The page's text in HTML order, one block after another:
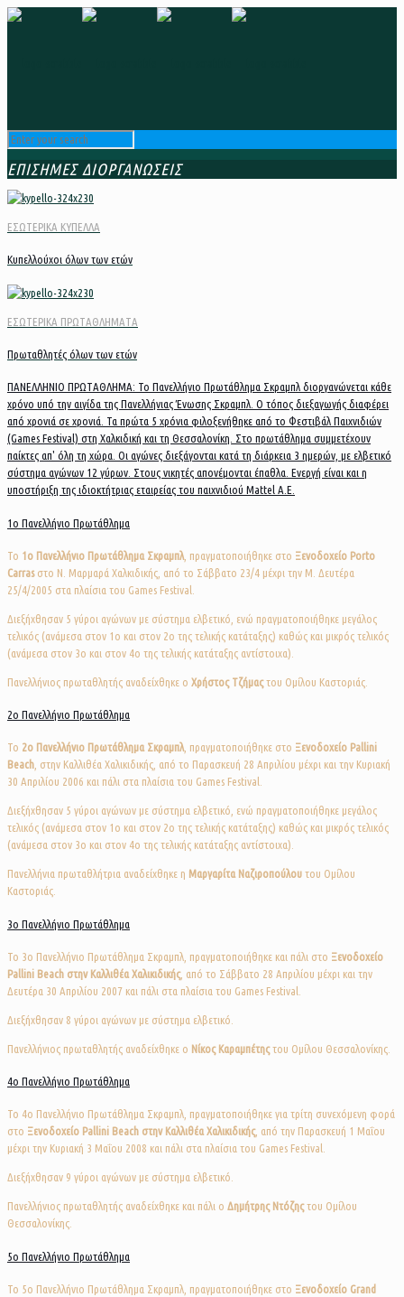
ΕΠΙΣΗΜΕΣ ΔΙΟΡΓΑΝΩΣΕΙΣ
ΕΣΩΤΕΡΙΚΑ ΚΥΠΕΛΛΑ
Κυπελλούχοι όλων των ετών
ΕΣΩΤΕΡΙΚΑ ΠΡΩΤΑΘΛΗΜΑΤΑ
Πρωταθλητές όλων των ετών
ΠΑΝΕΛΛΗΝΙΟ ΠΡΩΤΑΘΛΗΜΑ: Το Πανελλήνιο Πρωτάθλημα Σκραμπλ διοργανώνεται κάθε
χρόνο υπό την αιγίδα της Πανελλήνιας Ένωσης Σκραμπλ. Ο τόπος διεξαγωγής διαφέρει
από χρονιά σε χρονιά. Τα πρώτα 5 χρόνια φιλοξενήθηκε από το Φεστιβάλ Παιχνιδιών
(Games Festival) στη Χαλκιδική και τη Θεσσαλονίκη. Στο πρωτάθλημα συμμετέχουν
παίκτες απ' όλη τη χώρα. Οι αγώνες διεξάγονται κατά τη διάρκεια 3 ημερών, με ελβετικό
σύστημα αγώνων 12 γύρων. Στους νικητές απονέμονται έπαθλα. Ενεργή είναι και η
υποστήριξη της ιδιοκτήτριας εταιρείας του παιχνιδιού Mattel Α.Ε.
1ο Πανελλήνιο Πρωτάθλημα
Το 1ο Πανελλήνιο Πρωτάθλημα Σκραμπλ , πραγματοποιήθηκε στο Ξενοδοχείο Porto
Carrasστο Ν. Μαρμαρά Χαλκιδικής, από το Σάββατο 23/4 μέχρι την Μ. Δευτέρα
25/4/2005 στα πλαίσια του Games Festival.
Διεξήχθησαν 5 γύροι αγώνων με σύστημα ελβετικό, ενώ πραγματοποιήθηκε μεγάλος
τελικός (ανάμεσα στον 1ο και στον 2ο της τελικής κατάταξης) καθώς και μικρός τελικός
(ανάμεσα στον 3ο και στον 4ο της τελικής κατάταξης αντίστοιχα).
Πανελλήνιος πρωταθλητής αναδείχθηκε ο Χρήστος Τζήμαςτου Ομίλου Καστοριάς.
2ο Πανελλήνιο Πρωτάθλημα
Το 2o Πανελλήνιο Πρωτάθλημα Σκραμπλ, πραγματοποιήθηκε στο Ξενοδοχείο Pallini
Beach , στην Καλλιθέα Χαλικιδικής, από το Παρασκευή 28 Απριλίου μέχρι και την Κυριακή
30 Απριλίου 2006 και πάλι στα πλαίσια του Games Festival.
Διεξήχθησαν 5 γύροι αγώνων με σύστημα ελβετικό, ενώ πραγματοποιήθηκε μεγάλος
τελικός (ανάμεσα στον 1ο και στον 2ο της τελικής κατάταξης) καθώς και μικρός τελικός
(ανάμεσα στον 3ο και στον 4ο της τελικής κατάταξης αντίστοιχα).
Πανελλήνια πρωταθλήτρια αναδείχθηκε η Μαργαρίτα Ναζιροπούλου του Ομίλου
Καστοριάς.
3ο Πανελλήνιο Πρωτάθλημα
Το 3o Πανελλήνιο Πρωτάθλημα Σκραμπλ, πραγματοποιήθηκε και πάλι στο Ξενοδοχείο
Pallini Beach στην Καλλιθέα Χαλικιδικής, από το Σάββατο 28 Απριλίου μέχρι και την
Δευτέρα 30 Απριλίου 2007 και πάλι στα πλαίσια του Games Festival.
Διεξήχθησαν 8 γύροι αγώνων με σύστημα ελβετικό.
Πανελλήνιος πρωταθλητής αναδείχθηκε ο Νίκος Καραμπέτηςτου Ομίλου Θεσσαλονίκης.
4ο Πανελλήνιο Πρωτάθλημα
Το 4o Πανελλήνιο Πρωτάθλημα Σκραμπλ, πραγματοποιήθηκε για τρίτη συνεχόμενη φορά
στο Ξενοδοχείο Pallini Beach στην Καλλιθέα Χαλικιδικής, από την Παρασκευή 1 Μαΐου
μέχρι την Κυριακή 3 Μαΐου 2008 και πάλι στα πλαίσια του Games Festival.
Διεξήχθησαν 9 γύροι αγώνων με σύστημα ελβετικό.
Πανελλήνιος πρωταθλητής αναδείχθηκε και πάλι ο Δημήτρης Ντόζηςτου Ομίλου
Θεσσαλονίκης.
5ο Πανελλήνιο Πρωτάθλημα
Το 5o Πανελλήνιο Πρωτάθλημα Σκραμπλ, πραγματοποιήθηκε στο Ξενοδοχείο Grand